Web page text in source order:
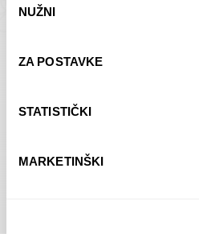
pristanka
NUŽNI
ZA POSTAVKE
STATISTIČKI
MARKETINŠKI
Dolac
ODABERI OPCIJE
POGLEDAJTE SVE